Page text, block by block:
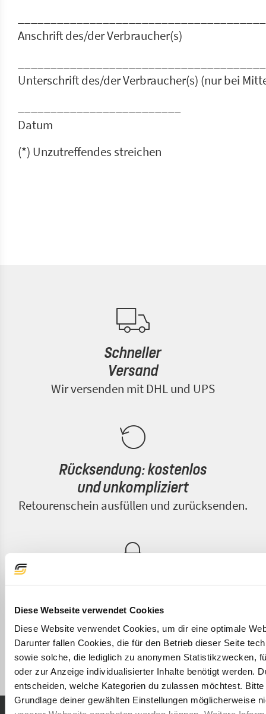
Diese Webseite verwendet Cookies
Diese Website verwendet Cookies, um dir eine optimale
Darunter fallen Cookies, die für den Betrieb dieser Seite
sowie solche, die lediglich zu anonymen Statistikzwecken,
oder zur Anzeige individualisierter Inhalte benötigt werden.
entscheiden, welche Kategorien du zulassen möchtest.
Grundlage deiner gewählten Einstellungen möglicherweise
Anschrift des/der Verbraucher(s)
Unterschrift des/der Verbraucher(s) (nur bei
Datum
(*) Unzutreffendes streichen
Schneller
Versand
Wir versenden mit DHL und UPS
Rücksendung: kostenlos
und unkompliziert
Retourenschein ausfüllen und zurücksenden.
Höchste Sicherheit
& Datenschutz
Selbstverständlich erfüllen wir alle Vorschriften
des Datenschutzes